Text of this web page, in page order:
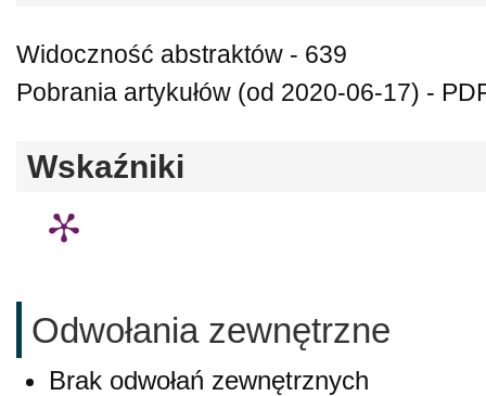
Widoczność abstraktów - 639
Pobrania artykułów (od 2020-06-17) -
Wskaźniki
Odwołania zewnętrzne
Brak odwołań zewnętrznych